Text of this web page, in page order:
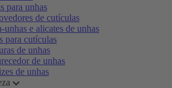
para unhas
de cutículas
unhas e alicates de unhas
para cutículas
de unhas
de unhas
de unhas